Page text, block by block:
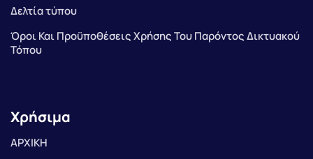
Δελτία τύπου
Όροι Και Προϋποθέσεις Χρήσης Του Παρόντος Δικτυακού
Τόπου
Χρήσιμα
ΑΡΧΙΚΗ